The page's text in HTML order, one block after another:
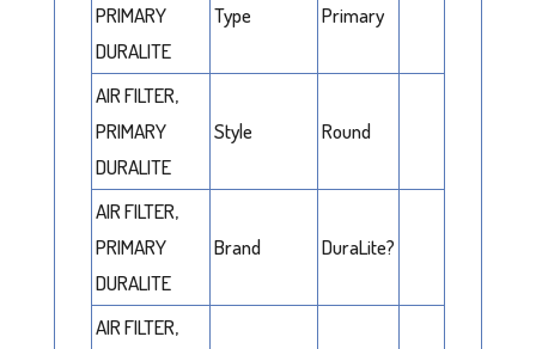
PRIMARY
DURALITE
Type Primary
AIR FILTER,
PRIMARY
DURALITE
Style Round
AIR FILTER,
PRIMARY
DURALITE
Brand DuraLite?
AIR FILTER,